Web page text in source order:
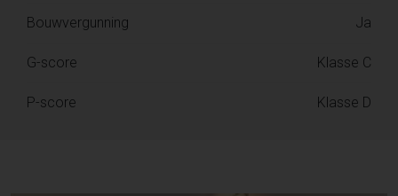
Bouwvergunning Ja
G-score Klasse C
P-score Klasse D